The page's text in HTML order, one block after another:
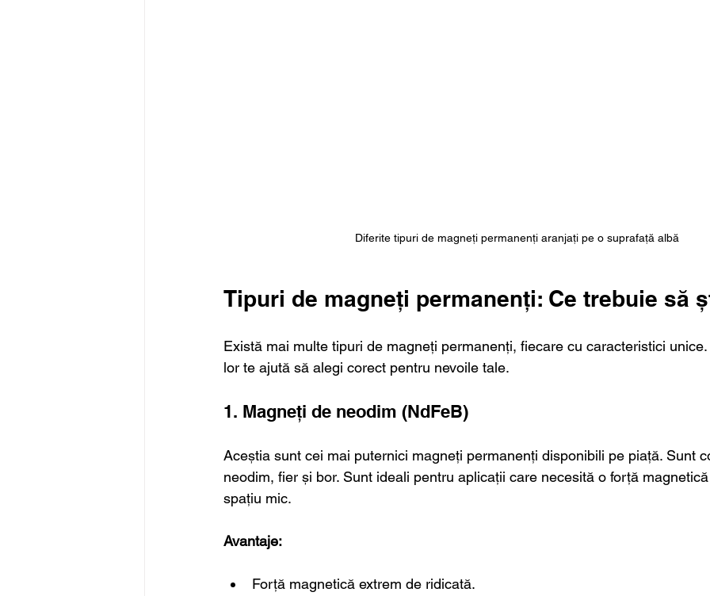
Diferite tipuri de magneți permanenți aranjați pe o suprafață albă
Tipuri de magneți permanenți: Ce trebuie să
Există mai multe tipuri de magneți permanenți, fiecare cu caracteristici
lor te ajută să alegi corect pentru nevoile tale.
1. Magneți de neodim (NdFeB)
Aceștia sunt cei mai puternici magneți permanenți disponibili pe piață. Sunt
neodim, fier și bor. Sunt ideali pentru aplicații care necesită o forță
spațiu mic.
Avantaje:
Forță magnetică extrem de ridicată.